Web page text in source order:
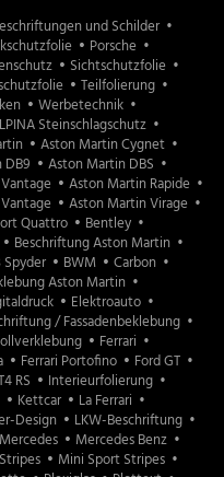
und Schilder
Porsche
Sichtschutzfolie
Teilfolierung
Werbetechnik
Steinschlagschutz
Aston Martin Cygnet
Aston Martin DBS
Aston Martin Rapide
Aston Martin Virage
Quattro
Bentley
Beschriftung Aston Martin
Spyder BWM
Carbon
Aston Martin
Elektroauto
/ Fassadenbeklebung
Ferrari
Ferrari Portofino
Ford GT
RS
Interieurfolierung
Kettcar
La Ferrari
Design
LKW-Beschriftung
Mercedes
Mercedes Benz
Mini Sport Stripes